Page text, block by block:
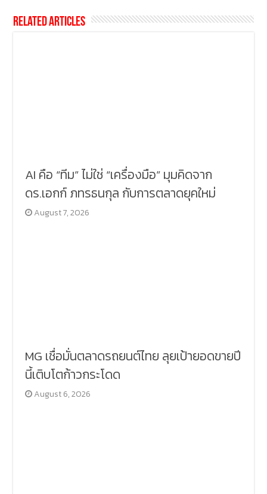
Related Articles
AI คือ “ทีม” ไม่ใช่ “เครื่องมือ” มุมคิดจาก
ดร.เอกก์ ภทรธนกุล กับการตลาดยุคใหม่
August 7, 2026
MG เชื่อมั่นตลาดรถยนต์ไทย ลุยเป้ายอดขายปี
นี้เติบโตก้าวกระโดด
August 6, 2026